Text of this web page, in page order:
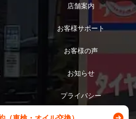
店舗案内
お客様サポート
お客様の声
お知らせ
プライバシー